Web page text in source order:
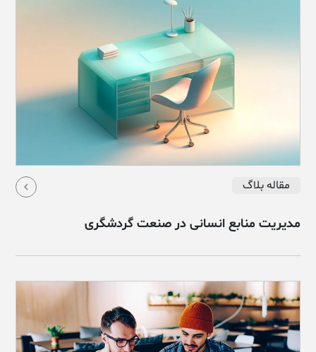
مقاله بلاگ
مدیریت منابع انسانی در صنعت گردشگری